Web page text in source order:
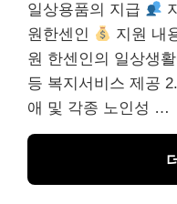
일상용품의 지급
원한센인
지원 내
원 한센인의 일상생
등 복지서비스 제공
애 및 각종 노인성 …